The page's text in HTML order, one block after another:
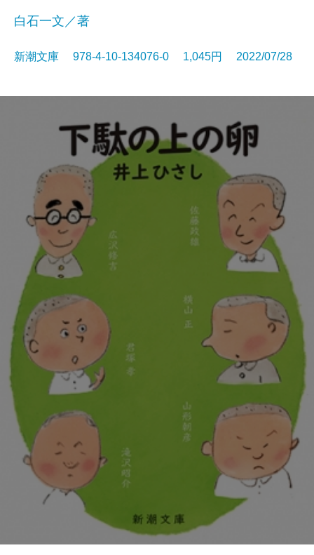
白石一文／著
新潮文庫 978-4-10-134076-0 1,045円 2022/07/28